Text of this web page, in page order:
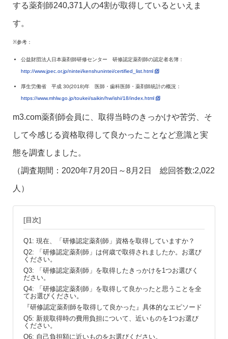
する薬剤師240,371人の4割が取得しているといえま
す。
※参考：
公益財団法人日本薬剤師研修センター 研修認定薬剤師の認定者名簿：
http://www.jpec.or.jp/nintei/kenshunintei/certified_list.html
厚生労働省 平成 30(2018)年 医師・歯科医師・薬剤師統計の概況：
https://www.mhlw.go.jp/toukei/saikin/hw/ishi/18/index.html
m3.com薬剤師会員に、取得当時のきっかけや苦労、そ
して今感じる資格取得して良かったことなど意識と実
態を調査しました。
（調査期間：2020年7月20日～8月2日 総回答数:2,022
人）
[目次]
Q1: 現在、「研修認定薬剤師」資格を取得していますか？
Q2: 「研修認定薬剤師」は何歳で取得されましたか。お選び
ください。
Q3: 「研修認定薬剤師」を取得したきっかけを1つお選びく
ださい。
Q4: 「研修認定薬剤師」を取得して良かったと思うことを全
てお選びください。
『研修認定薬剤師を取得して良かった』具体的なエピソード
Q5: 新規取得時の費用負担について、近いものを1つお選び
ください。
Q6: 自己負担額に近いものをお選びください。